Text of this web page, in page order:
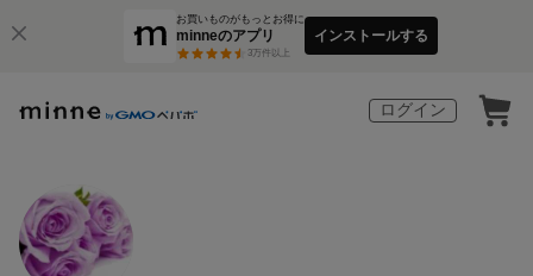
お買いものがもっとお得に
minneのアプリ
3万件以上
インストールする
ログイン